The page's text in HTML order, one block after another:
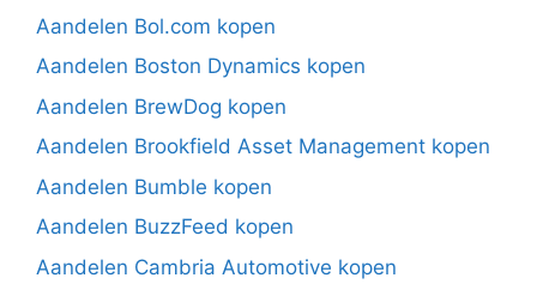
Aandelen Bol.com kopen
Aandelen Boston Dynamics kopen
Aandelen BrewDog kopen
Aandelen Brookfield Asset Management kopen
Aandelen Bumble kopen
Aandelen BuzzFeed kopen
Aandelen Cambria Automotive kopen